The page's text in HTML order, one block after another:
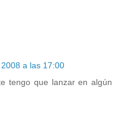
a las 17:00
tengo que lanzar en algún